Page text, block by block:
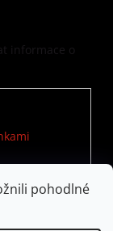
pohodlné
informace o